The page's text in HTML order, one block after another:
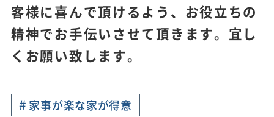
客様に喜んで頂けるよう、お役立ちの
精神でお手伝いさせて頂きます。宜し
くお願い致します。
# 家事が楽な家が得意